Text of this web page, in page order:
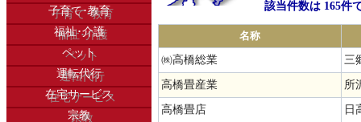
子育て･教育
福祉･介護
ペット
運転代行
在宅サービス
宗教
該当件数は 165件
名称
㈱高橋総業
三
高橋畳産業 所
高橋畳店 日